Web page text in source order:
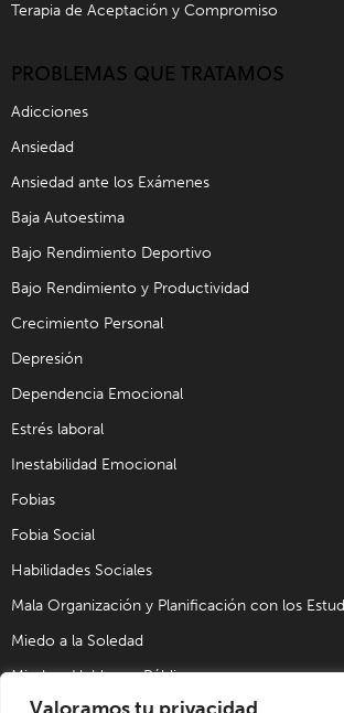
Terapia de Aceptación y Compromiso
PROBLEMAS QUE TRATAMOS
Adicciones
Ansiedad
Ansiedad ante los Exámenes
Baja Autoestima
Bajo Rendimiento Deportivo
Bajo Rendimiento y Productividad
Crecimiento Personal
Depresión
Dependencia Emocional
Estrés laboral
Inestabilidad Emocional
Fobias
Fobia Social
Habilidades Sociales
Mala Organización y Planificación con los
Miedo a la Soledad
Miedo a Hablar en Público